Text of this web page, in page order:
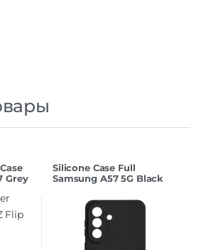
Grey
Silicone Case Full
Samsung A57 5G Black